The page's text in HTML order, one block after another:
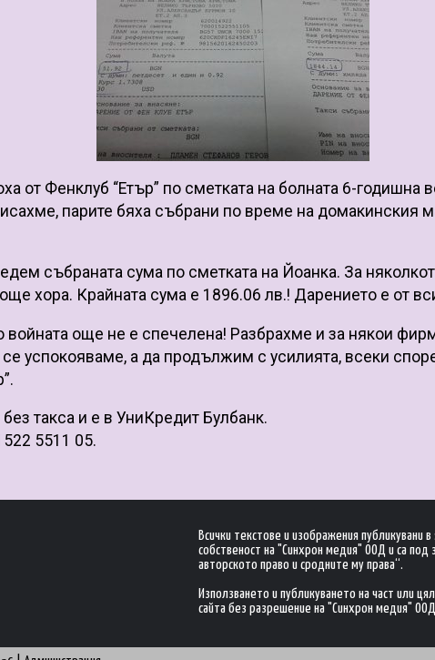
от Фенклуб “Етър” по сметката на болната 6-годишна
парите бяха събрани по време на домакинския
събраната сума по сметката на Йоанка. За
хора. Крайната сума е 1896.06 лв.! Дарението е от
войната още не е спечелена! Разбрахме и за някои
успокояваме, а да продължим с усилията, всеки
такса и е в УниКредит Булбанк.
5511 05.
Всички текстове и изображения публикувани
собственост на "Синхрон медия" ООД и са под
авторското право и сродните му права“.
Използването и публикуването на част или
сайта без разрешение на "Синхрон медия"